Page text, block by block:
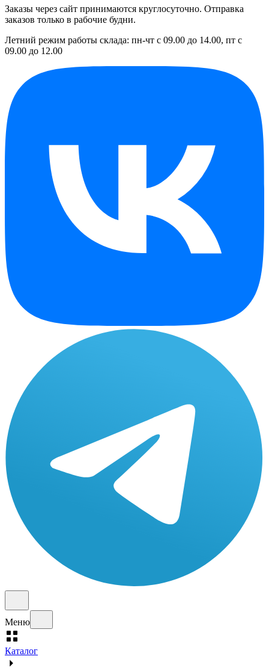
Заказы через сайт принимаются круглосуточно. Отправка
заказов только в рабочие будни.
Летний режим работы склада: пн-чт с 09.00 до 14.00, пт с
09.00 до 12.00
Меню
Каталог